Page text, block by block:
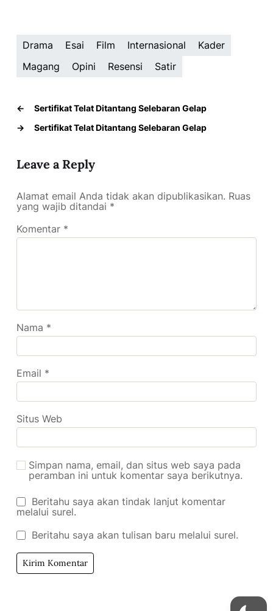
Drama Esai Film Internasional
Kader
Magang
Opini Resensi Satir
←
Sertifikat Telat Ditantang Selebaran Gelap
→
Sertifikat Telat Ditantang Selebaran Gelap
Leave a Reply
Alamat email Anda tidak akan dipublikasikan. Ruas
yang wajib ditandai *
Komentar *
Nama *
Email *
Situs Web
Simpan nama, email, dan situs web saya pada
peramban ini untuk komentar saya berikutnya.
Beritahu saya akan tindak lanjut komentar
melalui surel.
Beritahu saya akan tulisan baru melalui surel.